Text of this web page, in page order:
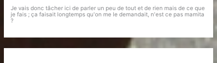
Je vais donc tâcher ici de parler un peu de tout et de rien mais de ce que
je fais ; ça faisait longtemps qu'on me le demandait, n'est ce pas mamita
?